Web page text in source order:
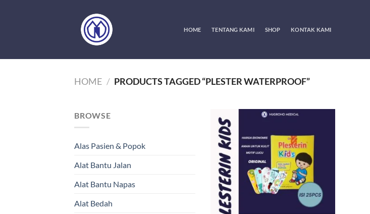
HOME TENTANG KAMI SHOP KONTAK KAMI
HOME / PRODUCTS TAGGED “PLESTER WATERPROOF”
BROWSE
Alas Pasien & Popok
Alat Bantu Jalan
Alat Bantu Napas
Alat Bedah